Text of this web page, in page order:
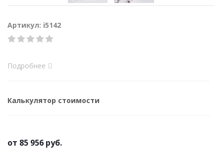
Артикул: i5142
Подробнее
Калькулятор стоимости
от 85 956 руб.